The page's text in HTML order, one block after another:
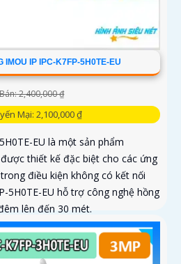
IMOU IP IPC-K7FP-5H0TE-EU
2,400,000 ₫
Mại: 2,100,000 ₫
EU là một sản phẩm
thiết kế đặc biệt cho các ứng
điều kiện không có kết nối
5H0TE-EU hỗ trợ công nghệ hồng
lên đến 30 mét.